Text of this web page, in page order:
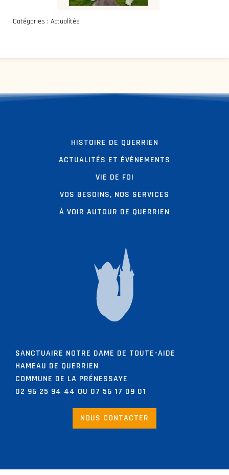
Catégories : Actualités
HISTOIRE DE QUERRIEN
ACTUALITÉS ET ÉVÈNEMENTS
VIE DE FOI
VOS BESOINS, NOS SERVICES
À VOIR AUTOUR DE QUERRIEN
SANCTUAIRE NOTRE DAME DE TOUTE-AIDE
HAMEAU DE QUERRIEN
COMMUNE DE LA PRÉNESSAYE
02 96 25 94 44 OU 07 56 17 09 01
NOUS CONTACTER